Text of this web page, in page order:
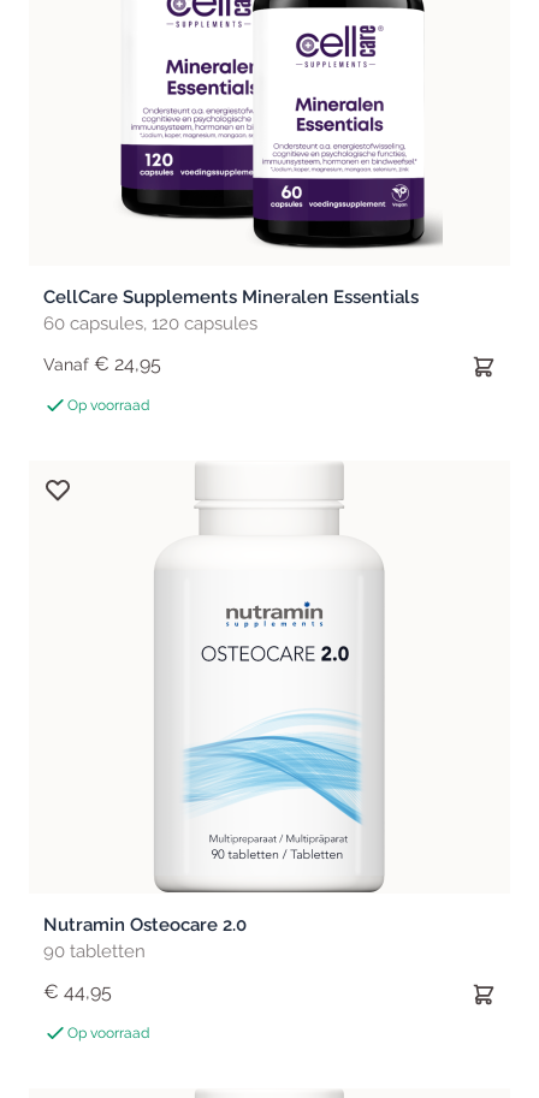
CellCare Supplements Mineralen Essentials
60 capsules, 120 capsules
Vanaf € 24,95
Op voorraad
Nutramin Osteocare 2.0
90 tabletten
€ 44,95
Op voorraad